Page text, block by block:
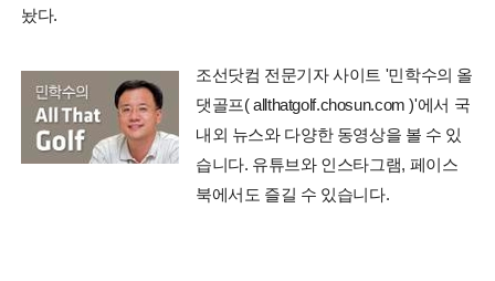
놨다.
조선닷컴 전문기자 사이트 '민학수의 올
댓골프( allthatgolf.chosun.com )'에서 국
내외 뉴스와 다양한 동영상을 볼 수 있
습니다. 유튜브와 인스타그램, 페이스
북에서도 즐길 수 있습니다.